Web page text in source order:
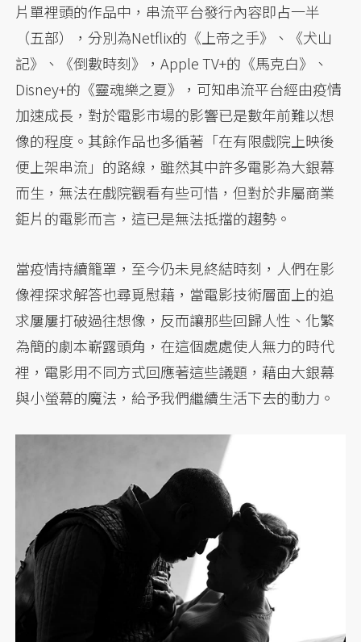
片單裡頭的作品中，串流平台發行內容即占一半
（五部），分別為Netflix的《上帝之手》、《犬山
記》、《倒數時刻》，Apple TV+的《馬克白》、
Disney+的《靈魂樂之夏》，可知串流平台經由疫情
加速成長，對於電影市場的影響已是數年前難以想
像的程度。其餘作品也多循著「在有限戲院上映後
便上架串流」的路線，雖然其中許多電影為大銀幕
而生，無法在戲院觀看有些可惜，但對於非屬商業
鉅片的電影而言，這已是無法抵擋的趨勢。
當疫情持續籠罩，至今仍未見終結時刻，人們在影
像裡探求解答也尋覓慰藉，當電影技術層面上的追
求屢屢打破過往想像，反而讓那些回歸人性、化繁
為簡的劇本嶄露頭角，在這個處處使人無力的時代
裡，電影用不同方式回應著這些議題，藉由大銀幕
與小螢幕的魔法，給予我們繼續生活下去的動力。